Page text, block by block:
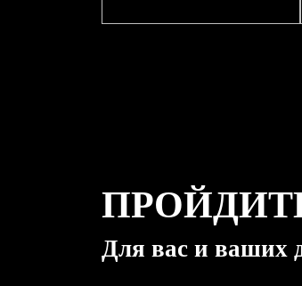
Для вас и ваших